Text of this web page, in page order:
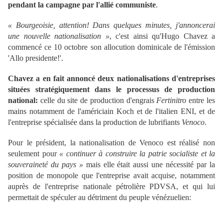
pendant la campagne par l'allié communiste.
« Bourgeoisie, attention! Dans quelques minutes, j'annoncerai
une nouvelle nationalisation », c'est ainsi qu'Hugo Chavez a
commencé ce 10 octobre son allocution dominicale de l'émission
'Allo presidente!'.
Chavez a en fait annoncé deux nationalisations d'entreprises
situées stratégiquement dans le processus de production
national: celle du site de production d'engrais Fertinitro entre les
mains notamment de l'américiain Koch et de l'italien ENI, et de
l'entreprise spécialisée dans la production de lubrifiants Venoco.
Pour le président, la nationalisation de Venoco est réalisé non
seulement pour « continuer à construire la patrie socialiste et la
souveraineté du pays » mais elle était aussi une nécessité par la
position de monopole que l'entreprise avait acquise, notamment
auprès de l'entreprise nationale pétrolière PDVSA, et qui lui
permettait de spéculer au détriment du peuple vénézuelien: